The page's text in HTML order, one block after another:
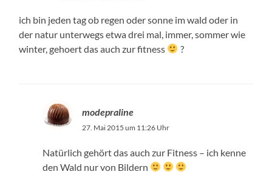
ich bin jeden tag ob regen oder sonne im wald oder in
der natur unterwegs etwa drei mal, immer, sommer wie
winter, gehoert das auch zur fitness
?
modepraline
27. Mai 2015 um 11:26 Uhr
Natürlich gehört das auch zur Fitness – ich kenne
den Wald nur von Bildern